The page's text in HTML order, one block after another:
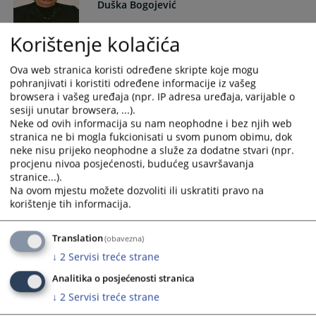
Duška Bogojević
odvjetnica, članica VSTV-a Bosne i Hercegovine; izabrana od
(Mr. Duška Bogojević, odvjetnica iz Banja Luke, izabrana je za
članicu VSTV-a Bosne i Hercegovine ispred Odvjetničke
komore RS, umjesto odvjetnice Jadranke Ivanović, kojoj je
mandat istekao u lipnju 2019. Odvjetnička komora RS je
ukazala povjerenje odvjetnici Bogojević reizborom za članicu
VSTV-a Bosne i Hercegovine u srpnju 2023.)
Davor Martinović
odvjetnik, odvjetničko društvo Martinović i partneri; član
VSTV-a BiH izabran od strane Vijeća ministara BiH; I mandat:
01.2021. – 01-2025.; II mandat: 01.2025. – 01.2029.
(Dr.sc. Davor Martinović zamijenio je Moniku Mijić, v.d.
Korištenje kolačića
Ova web stranica koristi određene skripte koje mogu
pohranjivati i koristiti određene informacije iz vašeg
browsera i vašeg uređaja (npr. IP adresa uređaja, varijable o
sesiji unutar browsera, ...).
Neke od ovih informacija su nam neophodne i bez njih web
stranica ne bi mogla fukcionisati u svom punom obimu, dok
neke nisu prijeko neophodne a služe za dodatne stvari (npr.
procjenu nivoa posjećenosti, budućeg usavršavanja
stranice...).
Na ovom mjestu možete dozvoliti ili uskratiti pravo na
korištenje tih informacija.
Translation(obavezna)
↓ 2 Servisi treće strane
Analitika o posjećenosti stranica
↓ 2 Servisi treće strane